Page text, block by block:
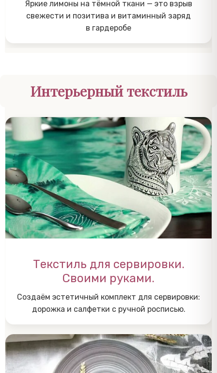
Яркие лимоны на тёмной ткани — это взрыв
свежести и позитива и витаминный заряд
в гардеробе
Интерьерный текстиль
Текстиль для сервировки.
Своими руками.
Создаём эстетичный комплект для сервировки:
дорожка и салфетки с ручной росписью.